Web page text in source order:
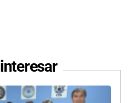
interesar